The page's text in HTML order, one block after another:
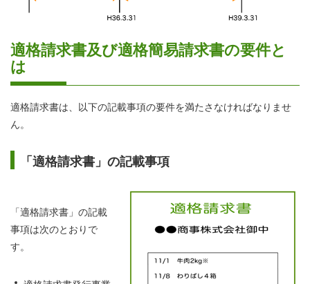
適格請求書及び適格簡易請求書の要件と
は
適格請求書は、以下の記載事項の要件を満たさなければなりませ
ん。
「適格請求書」の記載事項
「適格請求書」の記載
事項は次のとおりで
す。